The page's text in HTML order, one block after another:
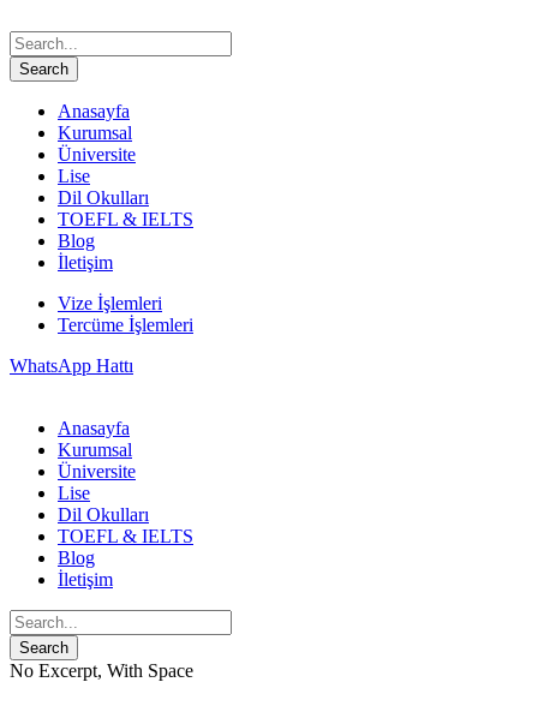
Anasayfa
Kurumsal
Üniversite
Lise
Dil Okulları
TOEFL & IELTS
Blog
İletişim
Vize İşlemleri
Tercüme İşlemleri
WhatsApp Hattı
Anasayfa
Kurumsal
Üniversite
Lise
Dil Okulları
TOEFL & IELTS
Blog
İletişim
No Excerpt, With Space